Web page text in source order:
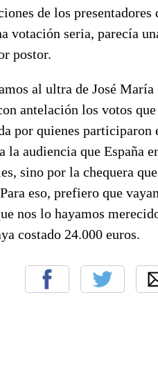
de los presentadores
votación seria, parecía
postor.
al ultra de José
antelación los votos
por quienes
la audiencia que España
sino por la chequera
eso, prefiero que
nos lo hayamos
costado 24.000 euros.